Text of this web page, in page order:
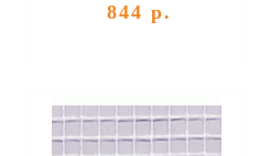
844 р.